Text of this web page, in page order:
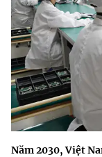
Năm 2030, Việt